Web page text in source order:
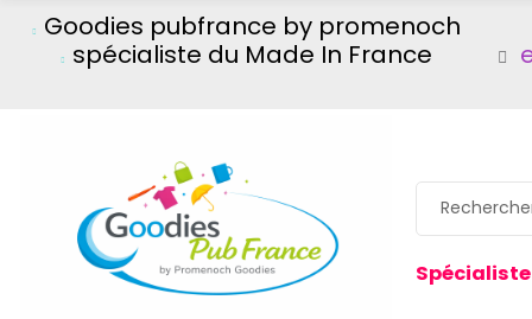
Goodies pubfrance by promenoch
spécialiste du Made In France